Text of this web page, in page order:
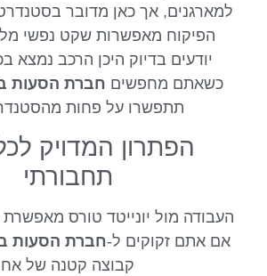
למארגנים, אך כאן מדובר
הפיקוח מאפשרות שקט נפשי
יודעים בדיוק היכן הרכב נמצא
כשאתם מחפשים חברת הסעות
תתפשרו על פחות
הפתרון המדויק
תחבורתי
העבודה מול יונייטד טורס
אם אתם זקוקים ל-חברת הסעות
קבוצה קטנה של אח